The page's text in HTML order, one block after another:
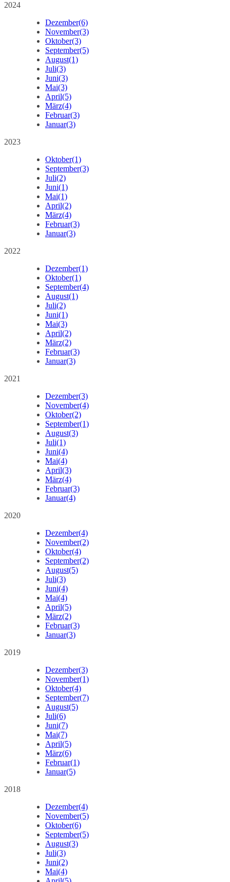
2024
Dezember(6)
November(3)
Oktober(3)
September(5)
August(1)
Juli(3)
Juni(3)
Mai(3)
April(5)
März(4)
Februar(3)
Januar(3)
2023
Oktober(1)
September(3)
Juli(2)
Juni(1)
Mai(1)
April(2)
März(4)
Februar(3)
Januar(3)
2022
Dezember(1)
Oktober(1)
September(4)
August(1)
Juli(2)
Juni(1)
Mai(3)
April(2)
März(2)
Februar(3)
Januar(3)
2021
Dezember(3)
November(4)
Oktober(2)
September(1)
August(3)
Juli(1)
Juni(4)
Mai(4)
April(3)
März(4)
Februar(3)
Januar(4)
2020
Dezember(4)
November(2)
Oktober(4)
September(2)
August(5)
Juli(3)
Juni(4)
Mai(4)
April(5)
März(2)
Februar(3)
Januar(3)
2019
Dezember(3)
November(1)
Oktober(4)
September(7)
August(5)
Juli(6)
Juni(7)
Mai(7)
April(5)
März(6)
Februar(1)
Januar(5)
2018
Dezember(4)
November(5)
Oktober(6)
September(5)
August(3)
Juli(3)
Juni(2)
Mai(4)